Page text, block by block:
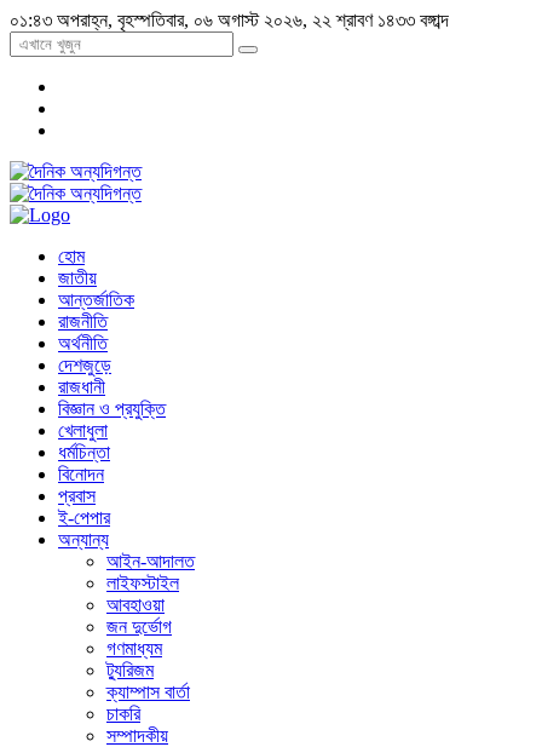
০১:৪৩ অপরাহ্ন, বৃহস্পতিবার, ০৬ অগাস্ট ২০২৬, ২২ শ্রাবণ ১৪৩৩ বঙ্গাব্দ
হোম
জাতীয়
আন্তর্জাতিক
রাজনীতি
অর্থনীতি
দেশজুড়ে
রাজধানী
বিজ্ঞান ও প্রযুক্তি
খেলাধুলা
ধর্মচিন্তা
বিনোদন
প্রবাস
ই-পেপার
অন্যান্য
আইন-আদালত
লাইফস্টাইল
আবহাওয়া
জন দুর্ভোগ
গণমাধ্যম
ট্যুরিজম
ক্যাম্পাস বার্তা
চাকরি
সম্পাদকীয়